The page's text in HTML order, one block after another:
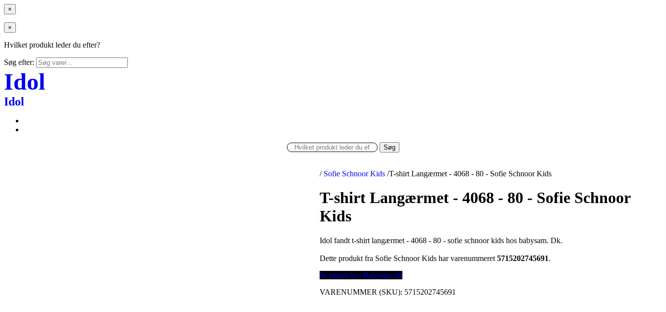
×
×
Hvilket produkt leder du efter?
Søg efter:
Idol
Idol
Søg
/ Sofie Schnoor Kids /T-shirt Langærmet - 4068 - 80 - Sofie Schnoor Kids
T-shirt Langærmet - 4068 - 80 - Sofie Schnoor
Kids
Idol fandt t-shirt langærmet - 4068 - 80 - sofie schnoor kids hos babysam. Dk.
Dette produkt fra Sofie Schnoor Kids har varenummeret5715202745691.
Se prisen hos Babysam.dk
VARENUMMER (SKU): 5715202745691